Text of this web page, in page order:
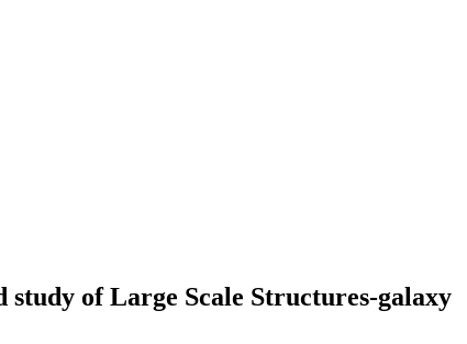
of Large Scale Structures-galaxy